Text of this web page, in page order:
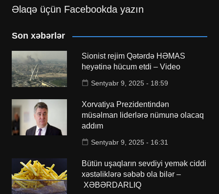
Əlaqə üçün Facebookda yazın
Son xəbərlər
Sionist rejim Qətərdə HƏMAS
heyətinə hücum etdi – Video
Sentyabr 9, 2025 - 18:59
Xorvatiya Prezidentindən
müsəlman liderlərə nümunə olacaq
addım
Sentyabr 9, 2025 - 16:31
Bütün uşaqların sevdiyi yemək ciddi
xəstəliklərə səbəb ola bilər –
XƏBƏRDARLIQ